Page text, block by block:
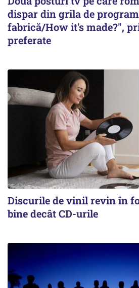
dispar din grila de
fabrică/How it's made?",
preferate
Discurile de vinil revin în
bine decât CD-urile